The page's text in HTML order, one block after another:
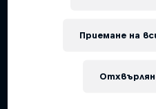
Приемане на